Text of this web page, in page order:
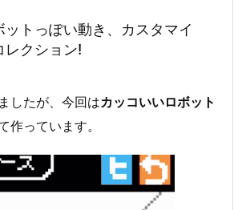
ットっぽい動き、カスタマイ
レクション!
したが、今回はカッコいいロボット
作っています。